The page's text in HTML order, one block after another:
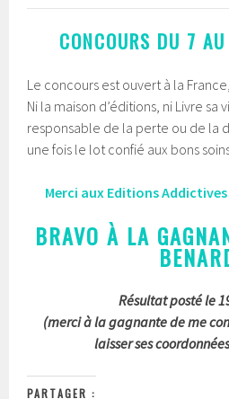
CONCOURS DU 7
Le concours est ouvert à la
Ni la maison d’éditions, ni Livre sa
responsable de la perte ou de la
une fois le lot confié aux bons
Merci aux Editions
BRAVO À LA
Résultat posté le
(merci à la gagnante de me
laisser ses
PARTAGER :